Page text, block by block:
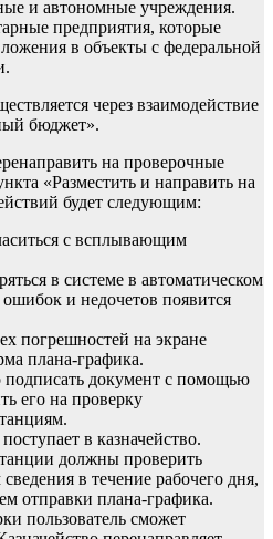
и автономные учреждения.
предприятия, которые
в объекты с федеральной
через взаимодействие
бюджет».
на проверочные
«Разместить и направить на
будет следующим:
с всплывающим
в системе в автоматическом
и недочетов появится
погрешностей на экране
плана-графика.
подписать документ с помощью
его на проверку
в казначейство.
должны проверить
в течение рабочего дня,
отправки плана-графика.
пользователь сможет